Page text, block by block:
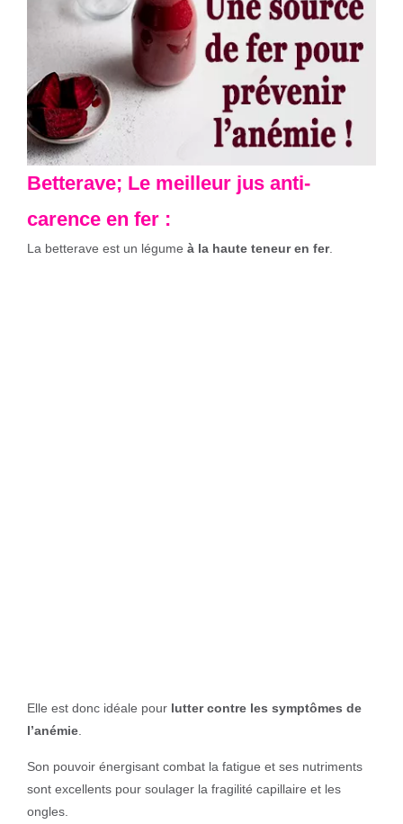
Betterave; Le meilleur jus anti-
carence en fer :
La betterave est un légume à la haute teneur en fer.
Elle est donc idéale pour lutter contre les symptômes de
l’anémie.
Son pouvoir énergisant combat la fatigue et ses nutriments
sont excellents pour soulager la fragilité capillaire et les
ongles.